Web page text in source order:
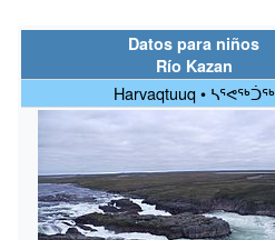
Datos para niños
Río Kazan
Harvaqtuuq • ᓴᕐᕙᖅᑑᖅ